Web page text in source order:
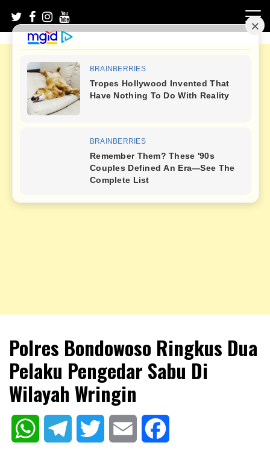
content
NKRIPOST
Polres Bondowoso Ringkus Dua
Pelaku Pengedar Sabu Di
Wilayah Wringin
WhatsAppTelegram Twitter Email